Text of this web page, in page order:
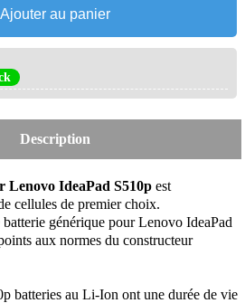
Ajouter au panier
Description
Lenovo IdeaPad S510pest
cellules de premier choix.
générique pour Lenovo IdeaPad
aux normes du constructeur
batteries au Li-Ion ont une durée de vie